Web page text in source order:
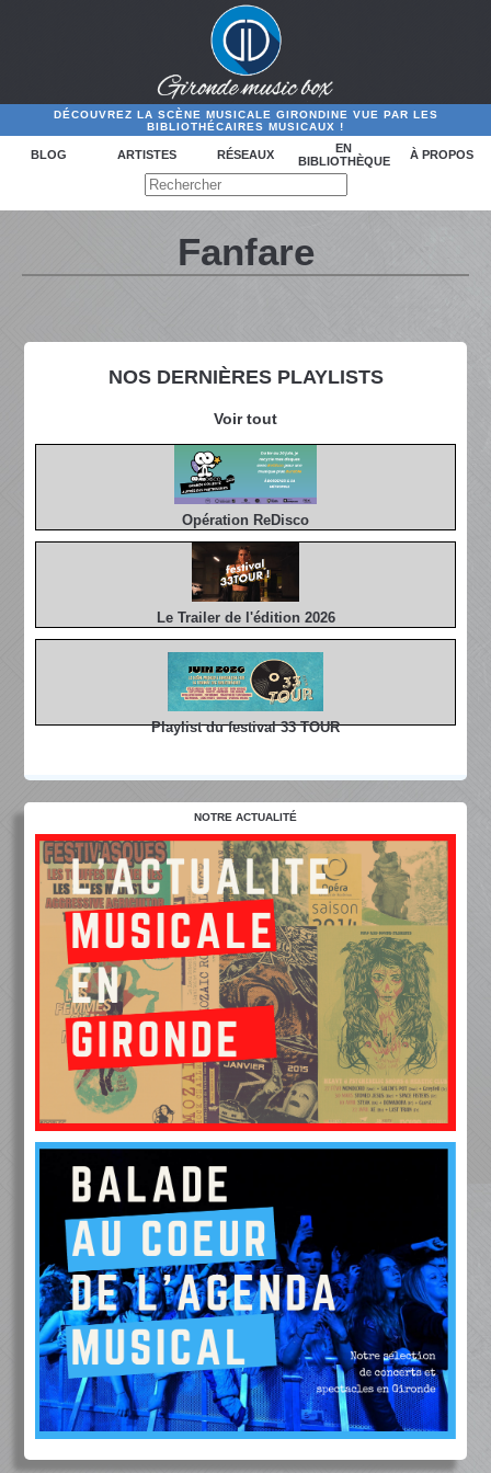
DÉCOUVREZ LA SCÈNE MUSICALE GIRONDINE VUE PAR LES
BIBLIOTHÉCAIRES MUSICAUX !
BLOG ARTISTES RÉSEAUX
EN
BIBLIOTHÈQUE
À PROPOS
NOS DERNIÈRES PLAYLISTS
Voir tout
Opération ReDisco
Le Trailer de l'édition 2026
Playlist du festival 33 TOUR
Fanfare
NOTRE ACTUALITÉ